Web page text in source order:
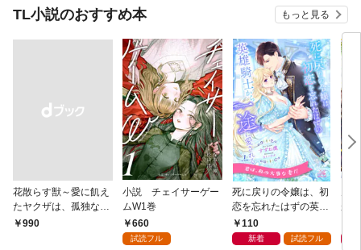
TL小説のおすすめ本 もっと見る
花散らす獣～愛に飢え
たヤクザは、孤独な私
をかき乱す～
￥990
小説 チェイサーゲー
ムW1巻
660
試読フル
死に戻りの令嬢は、初
恋を忘れたはずの英雄
騎士から一途に愛され
る【１】
110
新着 試読フル
が
誘